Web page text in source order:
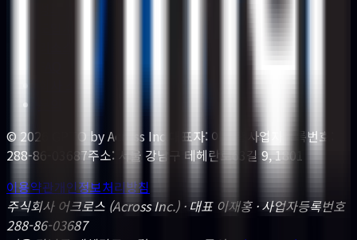
© 2026 GPTO byAcross Inc. 대표자: 이재홍
사업자등록번호:
288-86-03687주소: 서울 강남구 테헤란로63길 9, 1801
이용약관개인정보처리방침
주식회사 어크로스 (Across Inc.) · 대표 이재홍 · 사업자등록번호
288-86-03687